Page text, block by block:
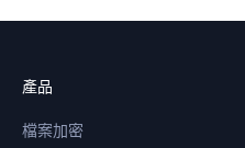
產品
檔案加密